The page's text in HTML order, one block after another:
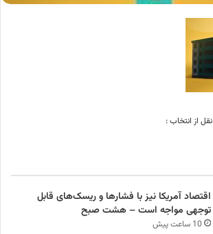
از انتخاب :
اقتصاد آمریکا نیز با فشارها و ریسک‌های قابل
توجهی مواجه است – هشت صبح
10 ساعت پیش